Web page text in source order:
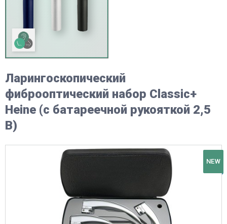
Ларингоскопический
фиброоптический набор Classic+
Heine (с батареечной рукояткой 2,5
В)
NEW